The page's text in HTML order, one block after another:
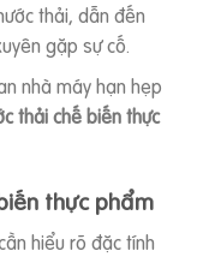
thải, dẫn đến
gặp sự cố.
nhà máy hạn hẹp
thải chế biến thực
thực phẩm
hiểu rõ đặc tính